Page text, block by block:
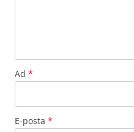
Ad *
E-posta *